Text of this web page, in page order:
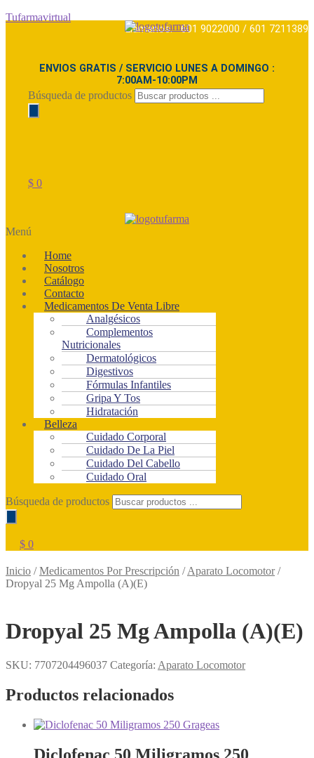
Tufarmavirtual
Llámanos: 601 9022000 / 601 7211389
ENVIOS GRATIS / SERVICIO LUNES A DOMINGO :
7:00AM-10:00PM
Búsqueda de productos
$ 0
Menú
Home
Nosotros
Catálogo
Contacto
Medicamentos De Venta Libre
Analgésicos
Complementos
Nutricionales
Dermatológicos
Digestivos
Fórmulas Infantiles
Gripa Y Tos
Hidratación
Belleza
Cuidado Corporal
Cuidado De La Piel
Cuidado Del Cabello
Cuidado Oral
Búsqueda de productos
$ 0
Inicio /Medicamentos Por Prescripción /Aparato Locomotor/
Dropyal 25 Mg Ampolla (A)(E)
Dropyal 25 Mg Ampolla (A)(E)
SKU: 7707204496037 Categoría: Aparato Locomotor
Productos relacionados
Diclofenac 50 Miligramos 250